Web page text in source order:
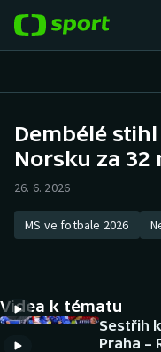
Hokej
Atletika
DALŠÍ SPORTY
Dembélé
Norsku za 32
26. 6. 2026
MS ve fotbale 2026
Videa k tématu
Sestřih
Praha –